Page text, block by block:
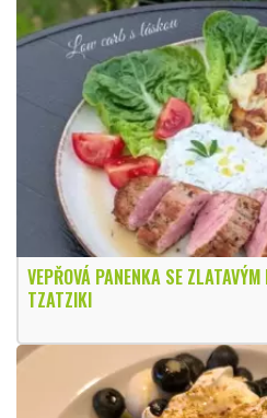
VEPŘOVÁ PANENKA SE
TZATZIKI